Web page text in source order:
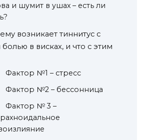
и шумит в ушах – есть ли
возникает тиннитус с
в висках, и что с этим
Фактор №1 – стресс
Фактор №2 – бессонница
Фактор № 3 –